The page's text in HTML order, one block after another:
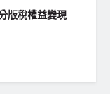
稅權益變現